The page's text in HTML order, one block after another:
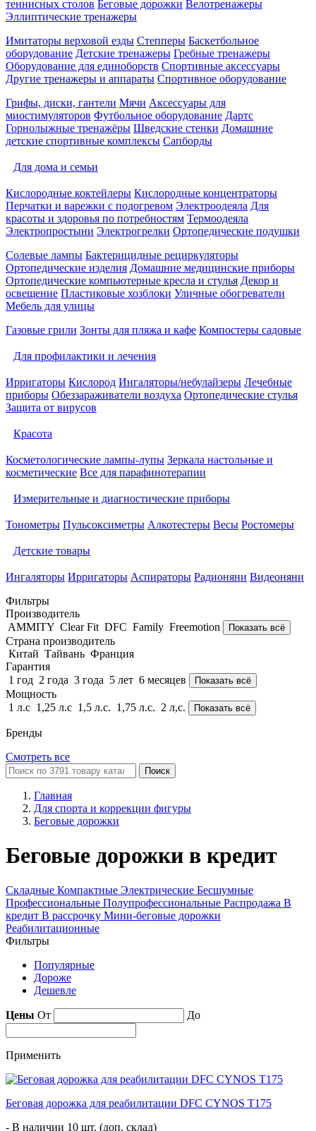
теннисных столов Беговые дорожки Велотренажеры
Эллиптические тренажеры
Имитаторы верховой езды Степперы Баскетбольное
оборудование Детские тренажеры Гребные тренажеры
Оборудование для единоборств Спортивные аксессуары
Другие тренажеры и аппараты Спортивное оборудование
Грифы, диски, гантели Мячи Аксессуары для
миостимуляторов Футбольное оборудование Дартс
Горнолыжные тренажёры Шведские стенки Домашние
детские спортивные комплексы Сапборды
Для дома и семьи
Кислородные коктейлеры Кислородные концентраторы
Перчатки и варежки с подогревом Электроодеяла Для
красоты и здоровья по потребностям Термоодеяла
Электропростыни Электрогрелки Ортопедические подушки
Солевые лампы Бактерицидные рециркуляторы
Ортопедические изделия Домашние медицинские приборы
Ортопедические компьютерные кресла и стулья Декор и
освещение Пластиковые хозблоки Уличные обогреватели
Мебель для улицы
Газовые грили Зонты для пляжа и кафе Компостеры садовые
Для профилактики и лечения
Ирригаторы Кислород Ингаляторы/небулайзеры Лечебные
приборы Обеззараживатели воздуха Ортопедические стулья
Защита от вирусов
Красота
Косметологические лампы-лупы Зеркала настольные и
косметические Все для парафинотерапии
Измерительные и диагностические приборы
Тонометры Пульсоксиметры Алкотестеры Весы Ростомеры
Детские товары
Ингаляторы Ирригаторы Аспираторы Радионяни Видеоняни
Фильтры
Производитель
AMMITY Clear Fit DFC Family Freemotion Показать всё
Страна производитель
Китай Тайвань Франция
Гарантия
1 год 2 года 3 года 5 лет 6 месяцев Показать всё
Мощность
1 л.с 1,25 л.с 1,5 л.с. 1,75 л.с. 2 л,с. Показать всё
Бренды
Смотреть все
Поиск
Главная
Для спорта и коррекции фигуры
Беговые дорожки
Беговые дорожки в кредит
Складные Компактные Электрические Бесшумные
Профессиональные Полупрофессиональные Распродажа В
кредит В рассрочку Мини-беговые дорожки
Реабилитационные
Фильтры
Популярные
Дороже
Дешевле
Цены От До
Применить
Беговая дорожка для реабилитации DFC CYNOS T175
- В наличии 10 шт. (доп. склад)